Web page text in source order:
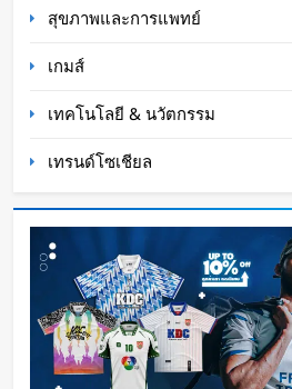
แรก
Oat Content 5 ชั่วโมง ago
สุขภาพและการแพทย์
เกมส์
เทคโนโลยี & นวัตกรรม
เทรนด์โซเชียล